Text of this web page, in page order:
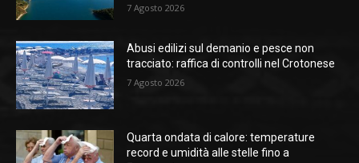
7 Agosto 2026
Abusi edilizi sul demanio e pesce non
tracciato: raffica di controlli nel Crotonese
7 Agosto 2026
Quarta ondata di calore: temperature
record e umidità alle stelle fino a